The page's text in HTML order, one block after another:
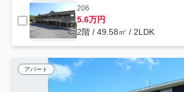
206
5.6万円
2階 / 49.58㎡ / 2LDK
アパート